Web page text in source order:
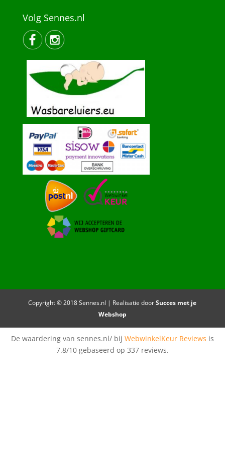
Volg Sennes.nl
Copyright © 2018 Sennes.nl | Realisatie doorSucces met je
Webshop
De waardering van sennes.nl/ bij WebwinkelKeur Reviews is
7.8/10 gebaseerd op 337 reviews.